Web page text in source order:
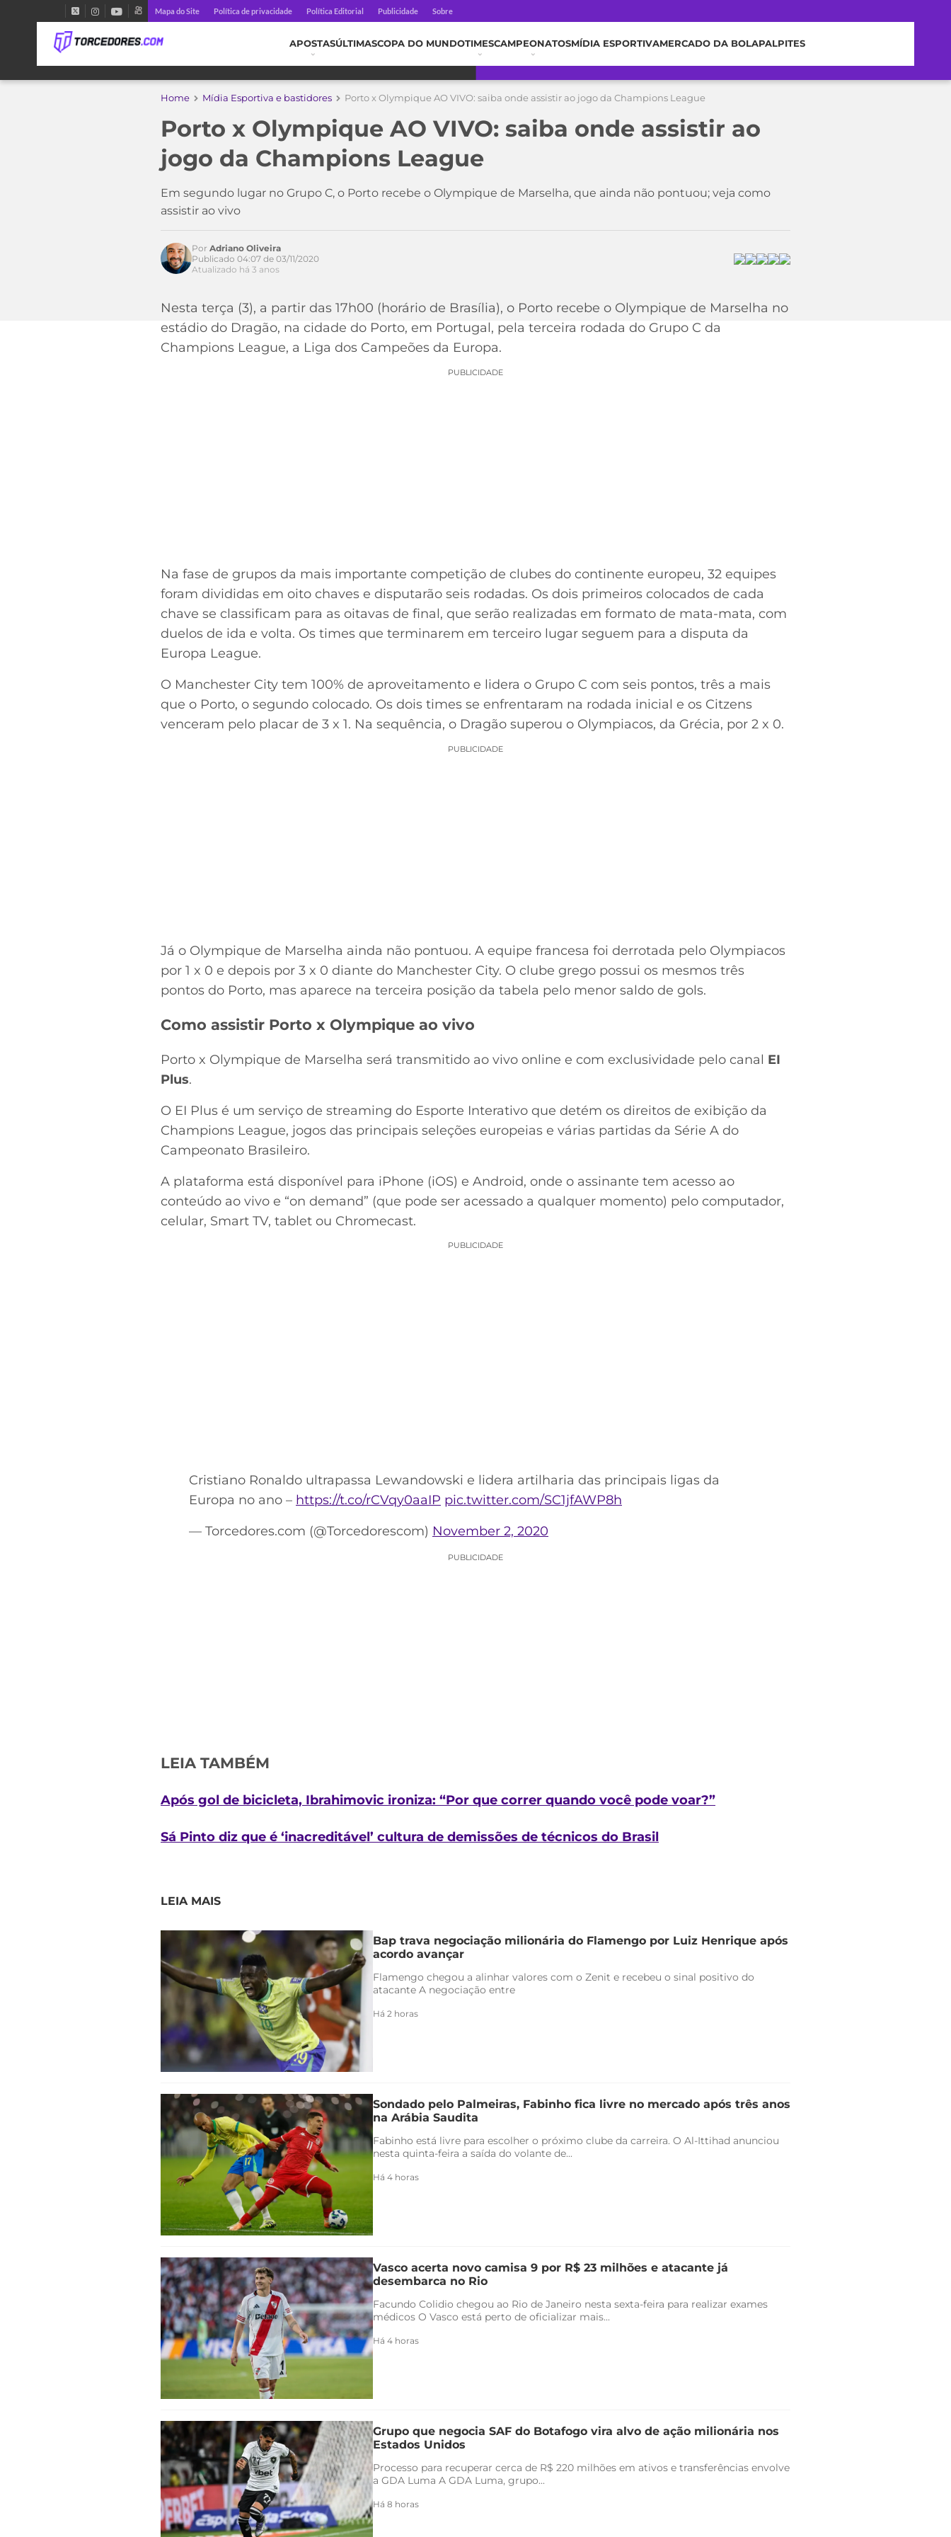
Mapa do Site Política de privacidade Política Editorial Publicidade Sobre
APOSTASÚLTIMASCOPA DO MUNDOTIMESCAMPEONATOSMÍDIA ESPORTIVAMERCADO DA BOLAPALPITES
Home Mídia Esportiva e bastidores Porto x Olympique AO VIVO: saiba onde assistir ao jogo da Champions League
Porto x Olympique AO VIVO: saiba onde assistir ao
jogo da Champions League
Em segundo lugar no Grupo C, o Porto recebe o Olympique de Marselha, que ainda não pontuou; veja como
assistir ao vivo
Por Adriano Oliveira
Publicado 04:07 de 03/11/2020
Atualizado há 3 anos
Nesta terça (3), a partir das 17h00 (horário de Brasília), o Porto recebe o Olympique de Marselha no
estádio do Dragão, na cidade do Porto, em Portugal, pela terceira rodada do Grupo C da
Champions League, a Liga dos Campeões da Europa.
PUBLICIDADE
Na fase de grupos da mais importante competição de clubes do continente europeu, 32 equipes
foram divididas em oito chaves e disputarão seis rodadas. Os dois primeiros colocados de cada
chave se classificam para as oitavas de final, que serão realizadas em formato de mata-mata, com
duelos de ida e volta. Os times que terminarem em terceiro lugar seguem para a disputa da
Europa League.
O Manchester City tem 100% de aproveitamento e lidera o Grupo C com seis pontos, três a mais
que o Porto, o segundo colocado. Os dois times se enfrentaram na rodada inicial e os Citzens
venceram pelo placar de 3 x 1. Na sequência, o Dragão superou o Olympiacos, da Grécia, por 2 x 0.
PUBLICIDADE
Já o Olympique de Marselha ainda não pontuou. A equipe francesa foi derrotada pelo Olympiacos
por 1 x 0 e depois por 3 x 0 diante do Manchester City. O clube grego possui os mesmos três
pontos do Porto, mas aparece na terceira posição da tabela pelo menor saldo de gols.
Como assistir Porto x Olympique ao vivo
Porto x Olympique de Marselha será transmitido ao vivo online e com exclusividade pelo canal EI
Plus.
O EI Plus é um serviço de streaming do Esporte Interativo que detém os direitos de exibição da
Champions League, jogos das principais seleções europeias e várias partidas da Série A do
Campeonato Brasileiro.
A plataforma está disponível para iPhone (iOS) e Android, onde o assinante tem acesso ao
conteúdo ao vivo e “on demand” (que pode ser acessado a qualquer momento) pelo computador,
celular, Smart TV, tablet ou Chromecast.
PUBLICIDADE
Cristiano Ronaldo ultrapassa Lewandowski e lidera artilharia das principais ligas da
Europa no ano – https://t.co/rCVqy0aaIP pic.twitter.com/SC1jfAWP8h
— Torcedores.com (@Torcedorescom) November 2, 2020
PUBLICIDADE
LEIA TAMBÉM
Após gol de bicicleta, Ibrahimovic ironiza: “Por que correr quando você pode voar?”
Sá Pinto diz que é ‘inacreditável’ cultura de demissões de técnicos do Brasil
LEIA MAIS
Bap trava negociação milionária do Flamengo por Luiz Henrique após
acordo avançar
Flamengo chegou a alinhar valores com o Zenit e recebeu o sinal positivo do
atacante A negociação entre
Há 2 horas
Sondado pelo Palmeiras, Fabinho fica livre no mercado após três anos
na Arábia Saudita
Fabinho está livre para escolher o próximo clube da carreira. O Al-Ittihad anunciou
nesta quinta-feira a saída do volante de...
Há 4 horas
Vasco acerta novo camisa 9 por R$ 23 milhões e atacante já
desembarca no Rio
Facundo Colidio chegou ao Rio de Janeiro nesta sexta-feira para realizar exames
médicos O Vasco está perto de oficializar mais...
Há 4 horas
Grupo que negocia SAF do Botafogo vira alvo de ação milionária nos
Estados Unidos
Processo para recuperar cerca de R$ 220 milhões em ativos e transferências envolve
a GDA Luma A GDA Luma, grupo...
Há 8 horas